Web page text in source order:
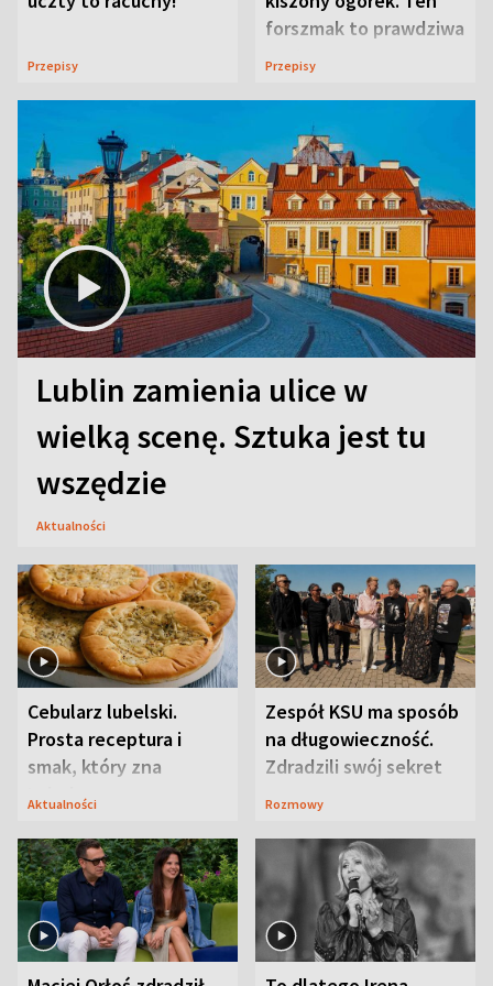
Przepisy
forszmak to prawdziwa
uczta
Przepisy
Lublin zamienia ulice w
wielką scenę. Sztuka jest tu
wszędzie
Aktualności
Cebularz lubelski.
Prosta receptura i
smak, który zna
Lubelszczyzna
Aktualności
Zespół KSU ma sposób
na długowieczność.
Zdradzili swój sekret
Rozmowy